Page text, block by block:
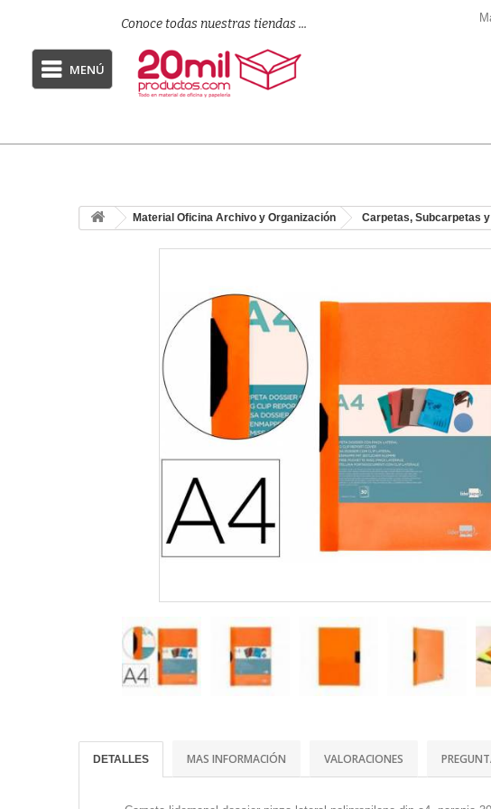
Conoce todas nuestras tiendas ...
MENÚ
Material Oficina Archivo y Organización Carpetas, Subcarpetas
DETALLES MAS INFORMACIÓN VALORACIONES